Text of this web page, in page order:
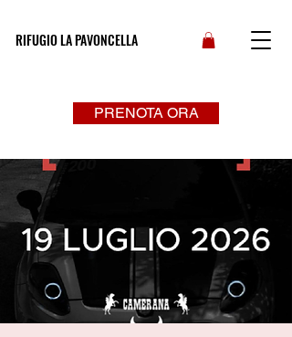
RIFUGIO LA PAVONCELLA
PRENOTA ORA